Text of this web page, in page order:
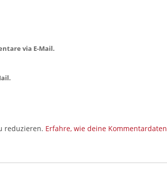
via E-Mail.
reduzieren. Erfahre, wie deine Kommentardaten